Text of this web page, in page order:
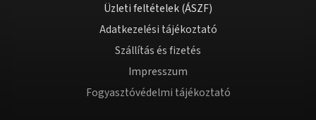
Üzleti feltételek (ÁSZF)
Adatkezelési tájékoztató
Szállítás és fizetés
Impresszum
Fogyasztóvédelmi tájékoztató